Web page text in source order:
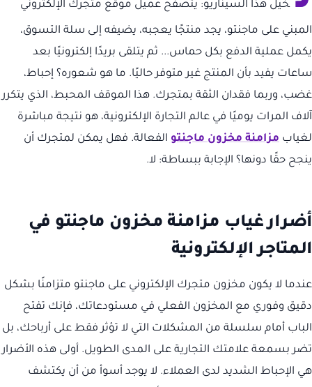
خيل هذا السيناريو: يتصفح عميل موقع متجرك الإلكتروني
المبني على ماجنتو، يجد منتجًا يعجبه، يضيفه إلى سلة التسوق،
يكمل عملية الدفع بكل حماس... ثم يتلقى بريدًا إلكترونيًا بعد
ساعات يفيد بأن المنتج غير متوفر حاليًا. ما هو شعوره؟ إحباط،
غضب، وربما فقدان الثقة بمتجرك. هذا الموقف المحبط، الذي يتكرر
آلاف المرات يوميًا في عالم التجارة الإلكترونية، هو نتيجة مباشرة
لغياب مزامنة مخزون ماجنتو الفعالة. فهل يمكن لمتجرك أن
ينجح حقًا دونها؟ الإجابة ببساطة: لا.
أضرار غياب مزامنة مخزون ماجنتو في
المتاجر الإلكترونية
عندما لا يكون مخزون متجرك الإلكتروني على ماجنتو متزامنًا بشكل
دقيق وفوري مع المخزون الفعلي في مستودعاتك، فإنك تفتح
الباب أمام سلسلة من المشكلات التي لا تؤثر فقط على أرباحك، بل
تضر بسمعة علامتك التجارية على المدى الطويل. أولى هذه الأضرار
هي الإحباط الشديد لدى العملاء. لا يوجد أسوأ من أن يكتشف